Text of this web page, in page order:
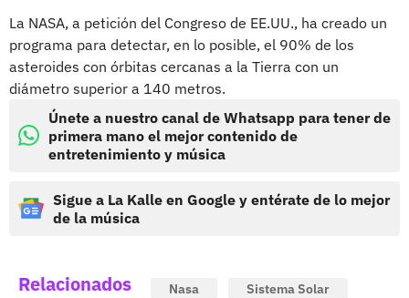
La NASA, a petición del Congreso de EE.UU., ha creado un
programa para detectar, en lo posible, el 90% de los
asteroides con órbitas cercanas a la Tierra con un
diámetro superior a 140 metros.
Únete a nuestro canal de Whatsapp para tener de
primera mano el mejor contenido de
entretenimiento y música
Sigue a La Kalle en Google y entérate de lo mejor
de la música
Relacionados Nasa Sistema Solar